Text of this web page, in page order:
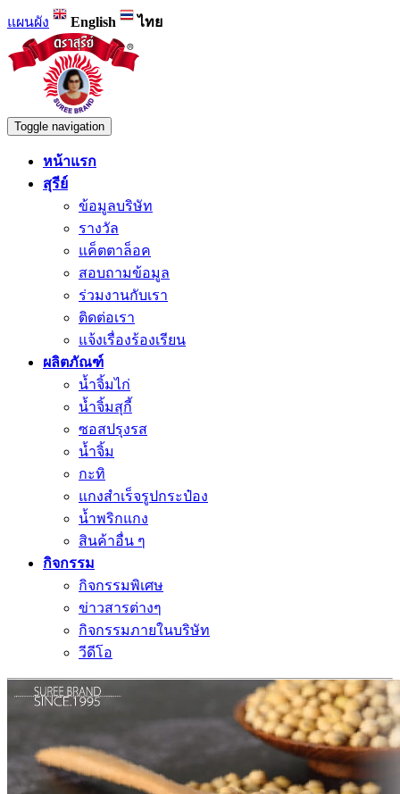
แผนผัง English ไทย
Toggle navigation
หน้าแรก
สุรีย์
ข้อมูลบริษัท
รางวัล
แค็ตตาล็อค
สอบถามข้อมูล
ร่วมงานกับเรา
ติดต่อเรา
แจ้งเรื่องร้องเรียน
ผลิตภัณฑ์
น้ำจิ้มไก่
น้ำจิ้มสุกี้
ซอสปรุงรส
น้ำจิ้ม
กะทิ
แกงสำเร็จรูปกระป๋อง
น้ำพริกแกง
สินค้าอื่น ๆ
กิจกรรม
กิจกรรมพิเศษ
ข่าวสารต่างๆ
กิจกรรมภายในบริษัท
วีดีโอ